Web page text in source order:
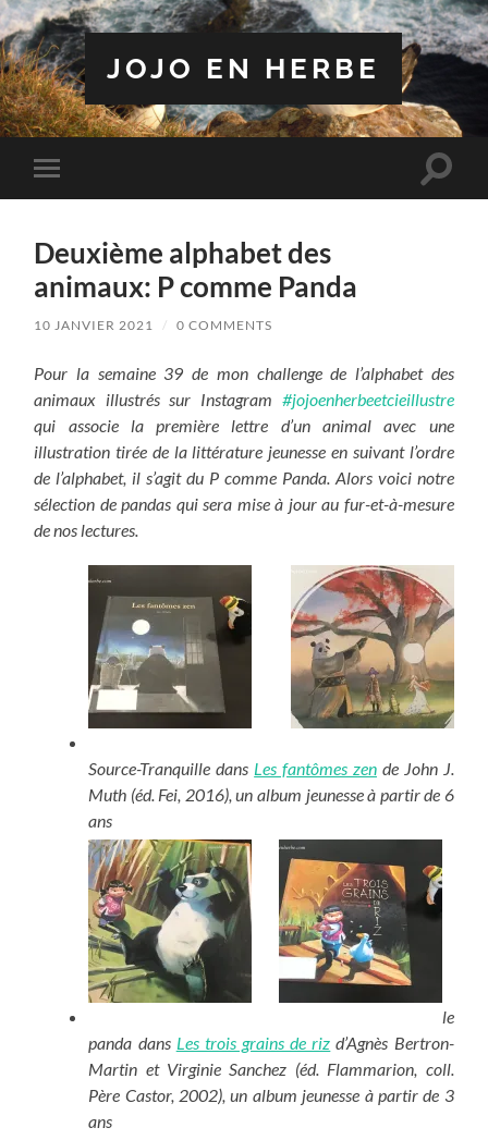
JOJO EN HERBE
Toggle
mobile
Toggle
Deuxième alphabet des
animaux: P comme Panda
10 JANVIER 2021 / 0 COMMENTS
Pour la semaine 39 de mon challenge de l’alphabet des
animaux illustrés sur Instagram #jojoenherbeetcieillustre
qui associe la première lettre d’un animal avec une
illustration tirée de la littérature jeunesse en suivant l’ordre
de l’alphabet, il s’agit du P comme Panda. Alors voici notre
sélection de pandas qui sera mise à jour au fur-et-à-mesure
de nos lectures.
Source-Tranquille dans Les fantômes zende John J.
Muth (éd. Fei, 2016), un album jeunesse à partir de 6
ans
le
panda dans Les trois grains de riz d’Agnès Bertron-
Martin et Virginie Sanchez (éd. Flammarion, coll.
Père Castor, 2002), un album jeunesse à partir de 3
ans